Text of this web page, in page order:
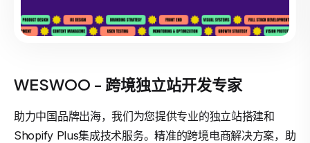
WESWOO - 跨境独立站开发专家
助力中国品牌出海，我们为您提供专业的独立站搭建和
Shopify Plus集成技术服务。精准的跨境电商解决方案，助